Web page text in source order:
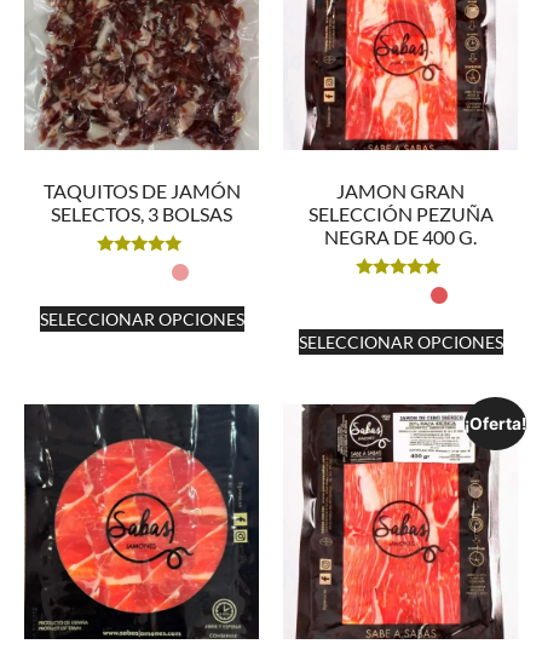
TAQUITOS DE JAMÓN
SELECTOS, 3 BOLSAS
de 5
SELECCIONAR OPCIONES
JAMON GRAN
SELECCIÓN PEZUÑA
NEGRA DE 400 G.
de 5
SELECCIONAR OPCIONES
¡Oferta!